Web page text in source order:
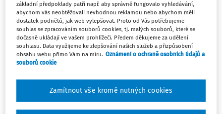
práci staví na pečlivosti, systematičnosti a ochotě
hledat praktická řešení napříč každodenní agendou.
Momentálně studuje obor Zdanění a daňová politika na
Vysoké škole ekonomické v Praze, kde průběžně rozšiřuje
své znalosti a propojuje je s praxí v našem týmu.
Klíčová témata autora
DANĚ A ÚČETNICTVÍ
základní předpoklady patří např. aby správně fungovalo vyhledávání,
abychom vás neobtěžovali nevhodnou reklamou nebo abychom měli
dostatek podnětů, jak web vylepšovat. Proto od Vás potřebujeme
souhlas se zpracováním souborů cookies, tj. malých souborů, které se
dočasně ukládají ve vašem prohlížeči. Předem děkujeme za udělení
souhlasu. Data využijeme ke zlepšování našich služeb a přizpůsobení
obsahu webu přímo Vám na míru. Oznámení o ochraně osobních údajů a
souborů cookie
Zamítnout vše kromě nutných cookies